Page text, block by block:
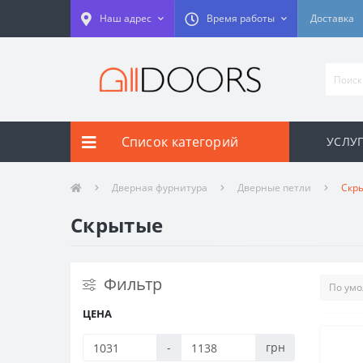
Наш адрес Время работы Доставка
Список категорий
Дверная фурнитура Дверные петли
Скрытые
Фильтр
ЦЕНА
- грн